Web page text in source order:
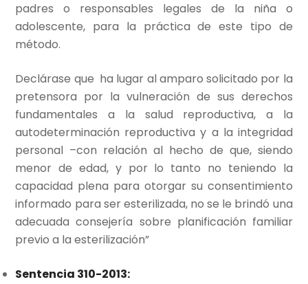
padres o responsables legales de la niña o
adolescente, para la práctica de este tipo de
método.
Declárase que ha lugar al amparo solicitado por la
pretensora por la vulneración de sus derechos
fundamentales a la salud reproductiva, a la
autodeterminación reproductiva y a la integridad
personal –con relación al hecho de que, siendo
menor de edad, y por lo tanto no teniendo la
capacidad plena para otorgar su consentimiento
informado para ser esterilizada, no se le brindó una
adecuada consejería sobre planificación familiar
previo a la esterilización”
Sentencia 310-2013: